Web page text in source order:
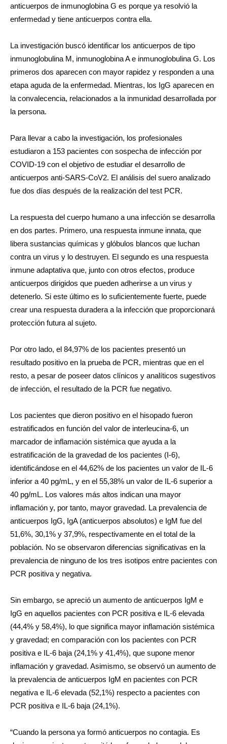
anticuerpos de inmunoglobina G es porque ya resolvió la
enfermedad y tiene anticuerpos contra ella.
La investigación buscó identificar los anticuerpos de tipo
inmunoglobulina M, inmunoglobina A e inmunoglobulina G. Los
primeros dos aparecen con mayor rapidez y responden a una
etapa aguda de la enfermedad. Mientras, los IgG aparecen en
la convalecencia, relacionados a la inmunidad desarrollada por
la persona.
Para llevar a cabo la investigación, los profesionales
estudiaron a 153 pacientes con sospecha de infección por
COVID-19 con el objetivo de estudiar el desarrollo de
anticuerpos anti-SARS-CoV2. El análisis del suero analizado
fue dos días después de la realización del test PCR.
La respuesta del cuerpo humano a una infección se desarrolla
en dos partes. Primero, una respuesta inmune innata, que
libera sustancias químicas y glóbulos blancos que luchan
contra un virus y lo destruyen. El segundo es una respuesta
inmune adaptativa que, junto con otros efectos, produce
anticuerpos dirigidos que pueden adherirse a un virus y
detenerlo. Si este último es lo suficientemente fuerte, puede
crear una respuesta duradera a la infección que proporcionará
protección futura al sujeto.
Por otro lado, el 84,97% de los pacientes presentó un
resultado positivo en la prueba de PCR, mientras que en el
resto, a pesar de poseer datos clínicos y analíticos sugestivos
de infección, el resultado de la PCR fue negativo.
Los pacientes que dieron positivo en el hisopado fueron
estratificados en función del valor de interleucina-6, un
marcador de inflamación sistémica que ayuda a la
estratificación de la gravedad de los pacientes (I-6),
identificándose en el 44,62% de los pacientes un valor de IL-6
inferior a 40 pg/mL, y en el 55,38% un valor de IL-6 superior a
40 pg/mL. Los valores más altos indican una mayor
inflamación y, por tanto, mayor gravedad. La prevalencia de
anticuerpos IgG, IgA (anticuerpos absolutos) e IgM fue del
51,6%, 30,1% y 37,9%, respectivamente en el total de la
población. No se observaron diferencias significativas en la
prevalencia de ninguno de los tres isotipos entre pacientes con
PCR positiva y negativa.
Sin embargo, se apreció un aumento de anticuerpos IgM e
IgG en aquellos pacientes con PCR positiva e IL-6 elevada
(44,4% y 58,4%), lo que significa mayor inflamación sistémica
y gravedad; en comparación con los pacientes con PCR
positiva e IL-6 baja (24,1% y 41,4%), que supone menor
inflamación y gravedad. Asimismo, se observó un aumento de
la prevalencia de anticuerpos IgM en pacientes con PCR
negativa e IL-6 elevada (52,1%) respecto a pacientes con
PCR positiva e IL-6 baja (24,1%).
“Cuando la persona ya formó anticuerpos no contagia. Es